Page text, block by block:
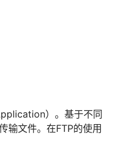
）。基于不同
输文件。在FTP的使用